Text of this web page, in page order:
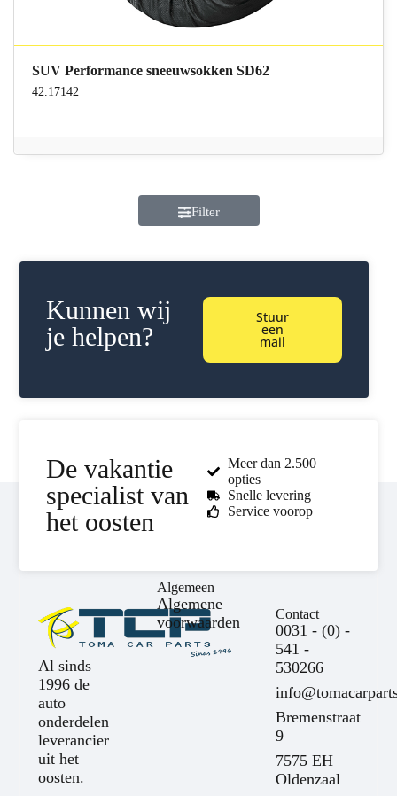
SUV Performance sneeuwsokken SD62
42.17142
Filter
Kunnen wij
je helpen?
Stuur
een
mail
De vakantie
specialist van
het oosten
Meer dan 2.500
opties
Snelle levering
Service voorop
Al sinds
1996 de
auto
onderdelen
leverancier
uit het
oosten.
Algemeen
Algemene
voorwaarden
Contact
0031 - (0) -
541 -
530266
Bremenstraat
9
7575 EH
Oldenzaal